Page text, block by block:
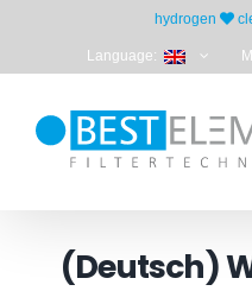
hydrogen
Language:
(Deutsch)